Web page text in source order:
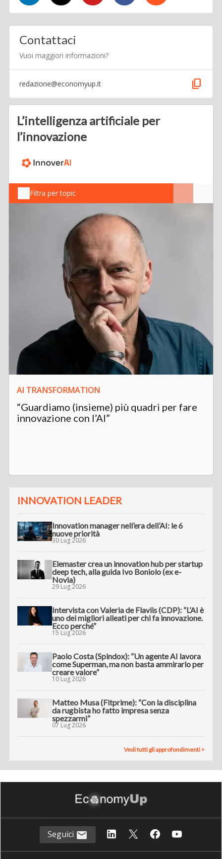
Contattaci
Vuoi maggiori informazioni?
redazione@economyup.it content_copy
L’intelligenza artificiale per
l’innovazione
Filtra per topic
AI TRANSFORMATION
“Guardiamo (insieme) più quadri per fare
innovazione con l’AI”
INNOVATION LEADER
Innovation manager nell’era dell’AI: le 6
nuove priorità
30 Lug 2026
Elemaster crea un innovation hub per startup
deep tech, alla guida Ivo Boniolo (ex e-
Novia)
29 Lug 2026
Intervista con Valeria de Flaviis (CDP): “L’AI è
uno dei migliori alleati per chi fa innovazione.
Ecco perché”
15 Lug 2026
Paolo Costa (Spindox): “Un agente AI lavora
come Superman, ma non basta ammirarlo per
creare valore”
10 Lug 2026
Matteo Musa (Fitprime): “Con la disciplina
da rugbista ho fatto impresa senza
spezzarmi”
07 Lug 2026
Vedi tutti gli approfondimenti >
Seguici